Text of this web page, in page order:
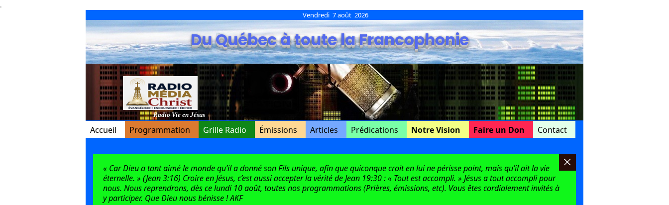
.
Vendredi 7 août 2026
Du Québec à toute la Francophonie
Radio Vie en Jésus
Accueil Programmation Grille Radio Émissions Articles Prédications Notre Vision Faire un Don Contact
« Car Dieu a tant aimé le monde qu’il a donné son Fils unique, afin que quiconque croit en lui ne périsse point, mais qu’il ait la vie
éternelle. » (Jean 3:16) Croire en Jésus, c’est aussi accepter la vérité de Jean 19:30 : « Tout est accompli. » Jésus a tout accompli pour
nous. Nous reprendrons, dès ce lundi 10 août, toutes nos programmations (Prières, émissions, etc). Vous êtes cordialement invités à
y participer. Que Dieu nous bénisse ! AKF